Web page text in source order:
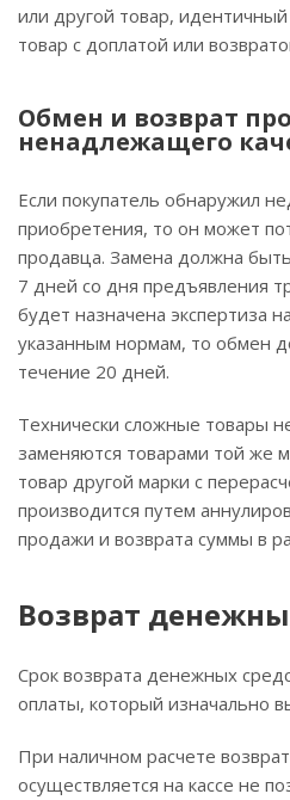
или другой товар,
товар с доплатой или
Обмен и возврат
ненадлежащего
Если покупатель обнаружил
приобретения, то он может
продавца. Замена должна
7 дней со дня предъявления
будет назначена экспертиза
указанным нормам, то обмен
течение 20 дней.
Технически сложные товары
заменяются товарами той же
товар другой марки с
производится путем
продажи и возврата суммы в
Возврат
Срок возврата денежных
оплаты, который изначально
При наличном расчете
осуществляется на кассе не